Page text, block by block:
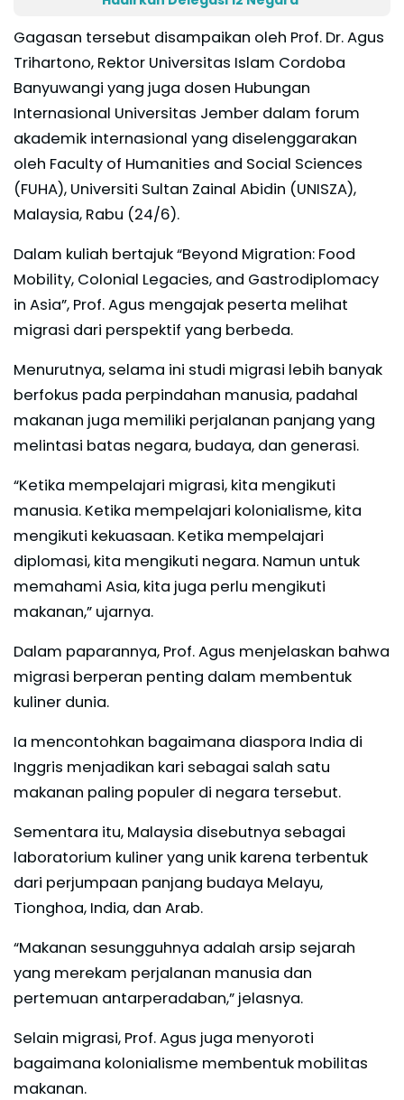
Gagasan tersebut disampaikan oleh Prof. Dr. Agus
Trihartono, Rektor Universitas Islam Cordoba
Banyuwangi yang juga dosen Hubungan
Internasional Universitas Jember dalam forum
akademik internasional yang diselenggarakan
oleh Faculty of Humanities and Social Sciences
(FUHA), Universiti Sultan Zainal Abidin (UNISZA),
Malaysia, Rabu (24/6).
Dalam kuliah bertajuk “Beyond Migration: Food
Mobility, Colonial Legacies, and Gastrodiplomacy
in Asia”, Prof. Agus mengajak peserta melihat
migrasi dari perspektif yang berbeda.
Menurutnya, selama ini studi migrasi lebih banyak
berfokus pada perpindahan manusia, padahal
makanan juga memiliki perjalanan panjang yang
melintasi batas negara, budaya, dan generasi.
“Ketika mempelajari migrasi, kita mengikuti
manusia. Ketika mempelajari kolonialisme, kita
mengikuti kekuasaan. Ketika mempelajari
diplomasi, kita mengikuti negara. Namun untuk
memahami Asia, kita juga perlu mengikuti
makanan,” ujarnya.
Dalam paparannya, Prof. Agus menjelaskan bahwa
migrasi berperan penting dalam membentuk
kuliner dunia.
Ia mencontohkan bagaimana diaspora India di
Inggris menjadikan kari sebagai salah satu
makanan paling populer di negara tersebut.
Sementara itu, Malaysia disebutnya sebagai
laboratorium kuliner yang unik karena terbentuk
dari perjumpaan panjang budaya Melayu,
Tionghoa, India, dan Arab.
“Makanan sesungguhnya adalah arsip sejarah
yang merekam perjalanan manusia dan
pertemuan antarperadaban,” jelasnya.
Selain migrasi, Prof. Agus juga menyoroti
bagaimana kolonialisme membentuk mobilitas
makanan.